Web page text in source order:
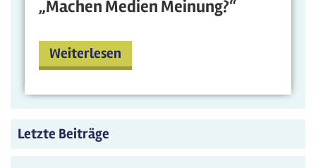
„Machen Medien Meinung?“
Weiterlesen
Letzte Beiträge